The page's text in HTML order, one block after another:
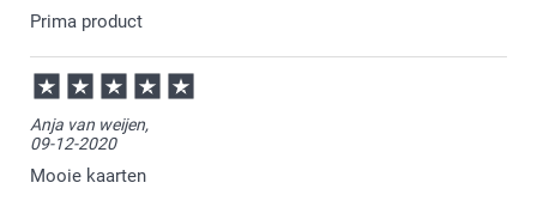
Prima product
Anja van weijen,
09-12-2020
Mooie kaarten